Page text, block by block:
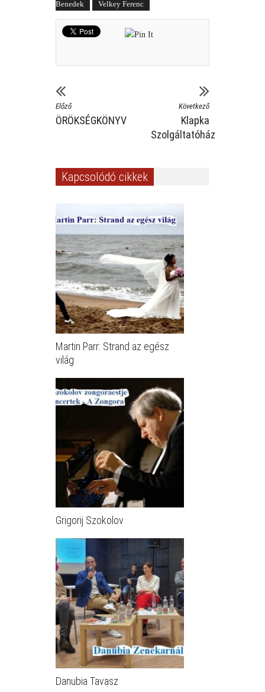
Benedek
Velkey Ferenc
Előző
ÖRÖKSÉGKÖNYV
Következő
Klapka
Szolgáltatóház
Kapcsolódó cikkek
Martin Parr: Strand az egész
világ
Grigorij Szokolov
Danubia Tavasz